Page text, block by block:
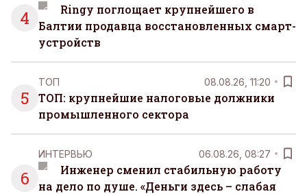
4
Ringy поглощает крупнейшего в
Балтии продавца восстановленных смарт-
устройств
5
ТОП 08.08.26, 11:20
ТОП: крупнейшие налоговые должники
промышленного сектора
6
ИНТЕРВЬЮ 06.08.26, 08:27
Инженер сменил стабильную работу
на дело по душе. «Деньги здесь – слабая